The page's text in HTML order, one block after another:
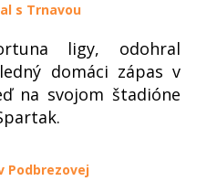
s Trnavou
ligy, odohral
domáci zápas v
na svojom štadióne
Podbrezovej